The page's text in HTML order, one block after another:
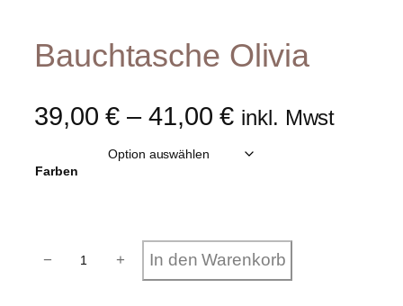
Bauchtasche Olivia
39,00€ –41,00€ inkl. Mwst
Farben
− + In den Warenkorb